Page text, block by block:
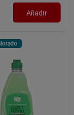
Añadir